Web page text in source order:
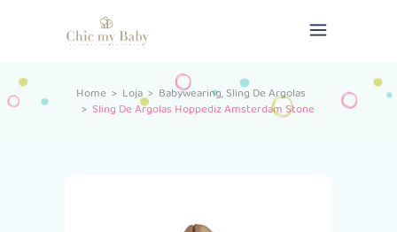
Home > Loja> Babywearing,Sling De Argolas
> Sling De Argolas Hoppediz Amsterdam Stone